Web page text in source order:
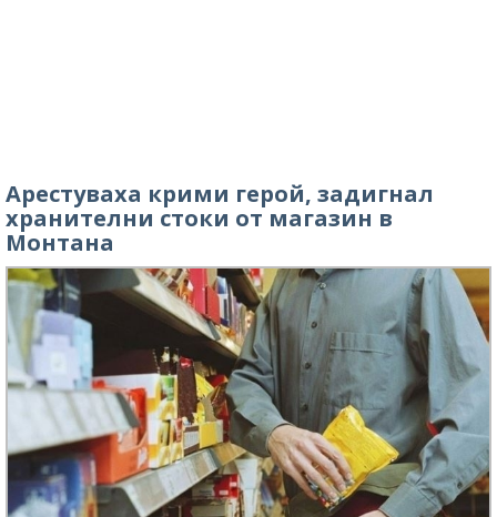
Арестуваха крими герой, задигнал
хранителни стоки от магазин в
Монтана